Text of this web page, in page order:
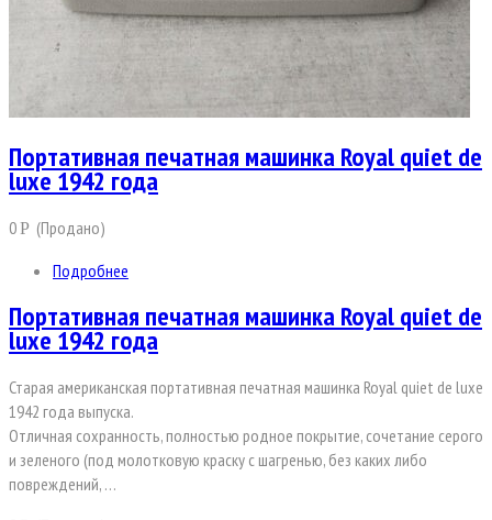
Портативная печатная машинка Royal quiet de
luxe 1942 года
0Р (Продано)
Подробнее
Портативная печатная машинка Royal quiet de
luxe 1942 года
Старая американская портативная печатная машинка Royal quiet de luxe
1942 года выпуска.
Отличная сохранность, полностью родное покрытие, сочетание серого
и зеленого (под молотковую краску с шагренью, без каких либо
повреждений, …